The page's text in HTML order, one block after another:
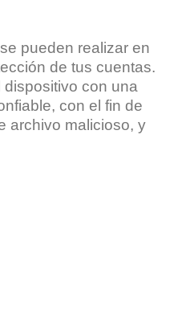
pueden realizar en
de tus cuentas.
con una
con el fin de
archivo malicioso, y